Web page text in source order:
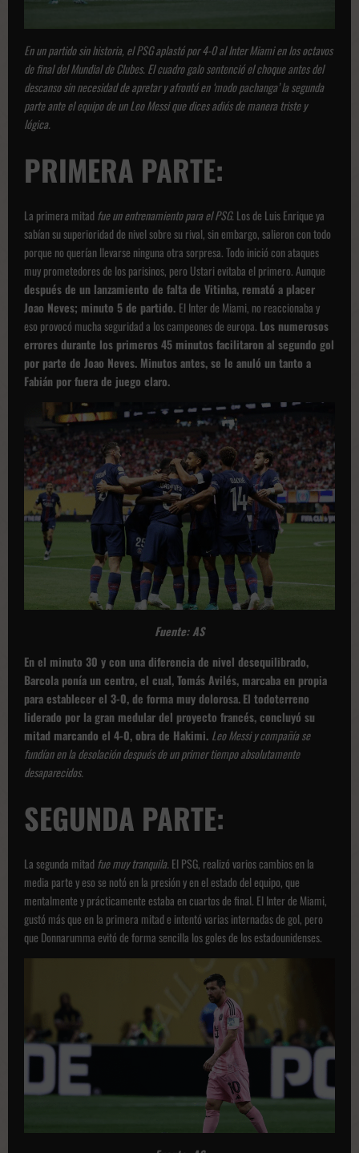
En un partido sin historia, el PSG aplastó por 4-0 al Inter Miami en los octavos
de final del Mundial de Clubes. El cuadro galo sentenció el choque antes del
descanso sin necesidad de apretar y afrontó en ‘modo pachanga’ la segunda
parte ante el equipo de un Leo Messi que dices adiós de manera triste y
lógica.
PRIMERA PARTE:
La primera mitadfue un entrenamiento para el PSG. Los de Luis Enrique ya
sabían su superioridad de nivel sobre su rival, sin embargo, salieron con todo
porque no querían llevarse ninguna otra sorpresa. Todo inició con ataques
muy prometedores de los parisinos, pero Ustari evitaba el primero. Aunque
después de un lanzamiento de falta de Vitinha, remató a placer
Joao Neves; minuto 5 de partido. El Inter de Miami, no reaccionaba y
eso provocó mucha seguridad a los campeones de europa. Los numerosos
errores durante los primeros 45 minutos facilitaron al segundo gol
por parte de Joao Neves. Minutos antes, se le anuló un tanto a
Fabián por fuera de juego claro.
Fuente: AS
En el minuto 30 y con una diferencia de nivel desequilibrado,
Barcola ponía un centro, el cual, Tomás Avilés, marcaba en propia
para establecer el 3-0, de forma muy dolorosa.El todoterreno
liderado por la gran medular del proyecto francés, concluyó su
mitad marcando el 4-0, obra de Hakimi. Leo Messi y compañía se
fundían en la desolación después de un primer tiempo absolutamente
desaparecidos.
SEGUNDA PARTE:
La segunda mitadfue muy tranquila. El PSG, realizó varios cambios en la
media parte y eso se notó en la presión y en el estado del equipo, que
mentalmente y prácticamente estaba en cuartos de final. El Inter de Miami,
gustó más que en la primera mitad e intentó varias internadas de gol, pero
que Donnarumma evitó de forma sencilla los goles de los estadounidenses.